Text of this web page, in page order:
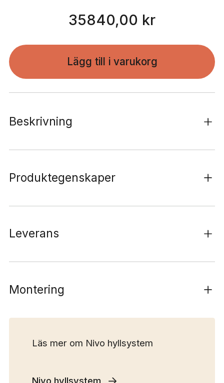
240
cm
mängd
35840,00 kr
Lägg till i varukorg
Beskrivning
Produktegenskaper
Leverans
Montering
Läs mer om Nivo hyllsystem
Nivo hyllsystem